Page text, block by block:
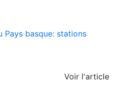
Pays basque: stations
Voir l'article